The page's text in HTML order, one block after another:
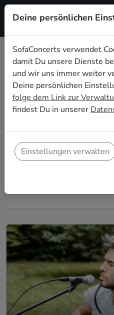
Rock Live-Musik
Sektempfang in
Ihr seid auf der Suche
Untermalung für den
Rock Singer-
Bands, die eure
Sektempfang in Potsdam
Deine persönlichen
SofaConcerts verwendet
damit Du unsere Dienste
und wir uns immer weiter
Deine persönlichen
folge dem Link zur
findest Du in unserer
Einstellungen verwalten